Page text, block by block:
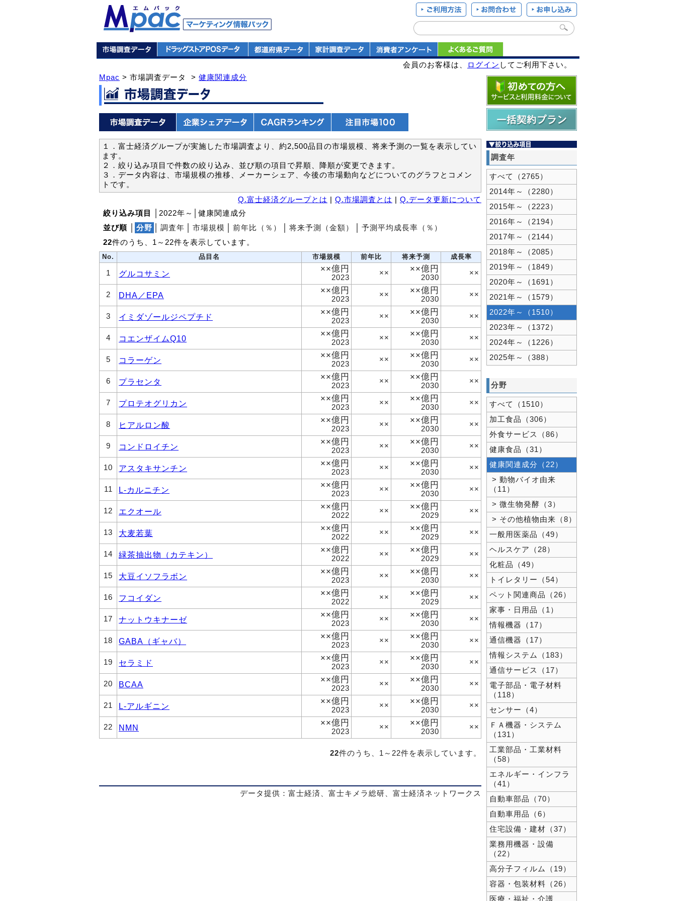
会員のお客様は、 ログイン してご利用下さい。
Mpac > 市場調査データ > 健康関連成分
１．富士経済グループが実施した市場調査より、約2,500品目の市場規模、将来予測の一覧を表示してい
ます。
２．絞り込み項目で件数の絞り込み、並び順の項目で昇順、降順が変更できます。
３．データ内容は、市場規模の推移、メーカーシェア、今後の市場動向などについてのグラフとコメン
トです。
Q.富士経済グループとは
Q.市場調査とは
Q.データ更新について
絞り込み項目
│2022年～│健康関連成分
並び順
分野 調査年 市場規模 前年比（％） 将来予測（金額）
予測平均成長率（％）
22件のうち、1～22件を表示しています。
No. 品目名 市場規模 前年比 将来予測 成長率
1 グルコサミン ××億円
2023
×× ××億円
2030
××
2 DHA／EPA ××億円
2023
×× ××億円
2030
××
3 イミダゾールジペプチド ××億円
2023
×× ××億円
2030
××
4 コエンザイムQ10 ××億円
2023
×× ××億円
2030
××
5 コラーゲン ××億円
2023
×× ××億円
2030
××
6 プラセンタ ××億円
2023
×× ××億円
2030
××
7 プロテオグリカン ××億円
2023
×× ××億円
2030
××
8 ヒアルロン酸 ××億円
2023
×× ××億円
2030
××
9 コンドロイチン ××億円
2023
×× ××億円
2030
××
10 アスタキサンチン ××億円
2023
×× ××億円
2030
××
11 L-カルニチン ××億円
2023
×× ××億円
2030
××
12 エクオール ××億円
2022
×× ××億円
2029
××
13 大麦若葉 ××億円
2022
×× ××億円
2029
××
14 緑茶抽出物（カテキン） ××億円
2022
×× ××億円
2029
××
15 大豆イソフラボン ××億円
2023
×× ××億円
2030
××
16 フコイダン ××億円
2022
×× ××億円
2029
××
17 ナットウキナーゼ ××億円
2023
×× ××億円
2030
××
18 GABA（ギャバ） ××億円
2023
×× ××億円
2030
××
19 セラミド ××億円
2023
×× ××億円
2030
××
20 BCAA ××億円
2023
×× ××億円
2030
××
21 L-アルギニン ××億円
2023
×× ××億円
2030
××
22 NMN ××億円
2023
×× ××億円
2030
××
22件のうち、1～22件を表示しています。
データ提供：富士経済、富士キメラ総研、富士経済ネットワークス
調査年
すべて（2765）
2014年～（2280）
2015年～（2223）
2016年～（2194）
2017年～（2144）
2018年～（2085）
2019年～（1849）
2020年～（1691）
2021年～（1579）
2022年～（1510）
2023年～（1372）
2024年～（1226）
2025年～（388）
分野
すべて（1510）
加工食品（306）
外食サービス（86）
健康食品（31）
健康関連成分（22）
> 動物バイオ由来
（11）
> 微生物発酵（3）
> その他植物由来（8）
一般用医薬品（49）
ヘルスケア（28）
化粧品（49）
トイレタリー（54）
ペット関連商品（26）
家事・日用品（1）
情報機器（17）
通信機器（17）
情報システム（183）
通信サービス（17）
電子部品・電子材料
（118）
センサー（4）
ＦＡ機器・システム
（131）
工業部品・工業材料
（58）
エネルギー・インフラ
（41）
自動車部品（70）
自動車用品（6）
住宅設備・建材（37）
業務用機器・設備
（22）
高分子フィルム（19）
容器・包装材料（26）
医療・福祉・介護